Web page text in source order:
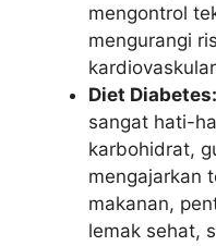
mengontrol
mengurangi
Diet Diabetes:
sangat hati-
karbohidrat,
mengajarkan
makanan,
lemak sehat,